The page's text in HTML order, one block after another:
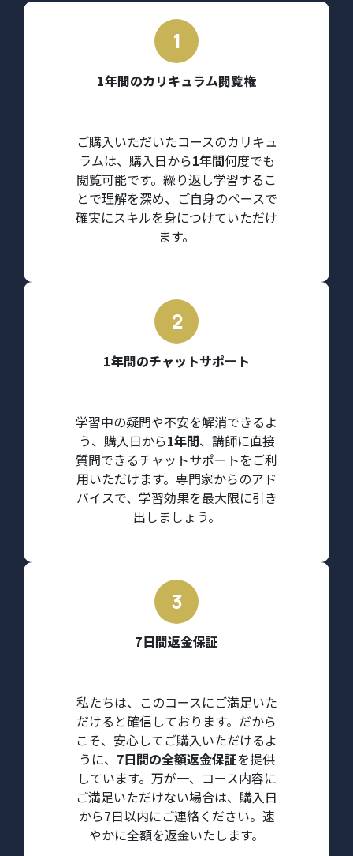
1年間のカリキュラム閲覧権
ご購入いただいたコースのカリキュ
ラムは、購入日から1年間何度でも
閲覧可能です。繰り返し学習するこ
とで理解を深め、ご自身のペースで
確実にスキルを身につけていただけ
ます。
1年間のチャットサポート
学習中の疑問や不安を解消できるよ
う、購入日から1年間、講師に直接
質問できるチャットサポートをご利
用いただけます。専門家からのアド
バイスで、学習効果を最大限に引き
出しましょう。
7日間返金保証
私たちは、このコースにご満足いた
だけると確信しております。だから
こそ、安心してご購入いただけるよ
うに、 7日間の全額返金保証を提供
しています。万が一、コース内容に
ご満足いただけない場合は、購入日
から7日以内にご連絡ください。速
やかに全額を返金いたします。